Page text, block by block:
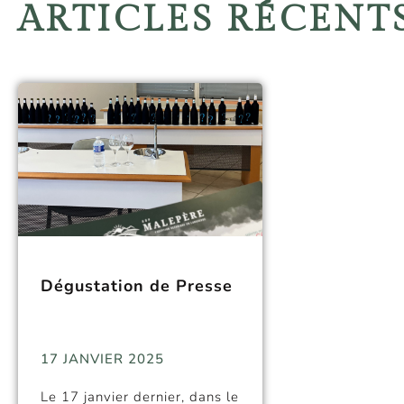
ARTICLES
Dégustation de Presse
17 JANVIER 2025
Le 17 janvier dernier, dans le